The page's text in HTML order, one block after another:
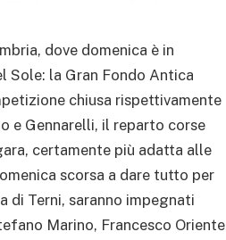
dove domenica è in
Sole: la Gran Fondo Antica
chiusa rispettivamente
e Gennarelli, il reparto corse
certamente più adatta alle
scorsa a dare tutto per
di Terni, saranno impegnati
Marino, Francesco Oriente